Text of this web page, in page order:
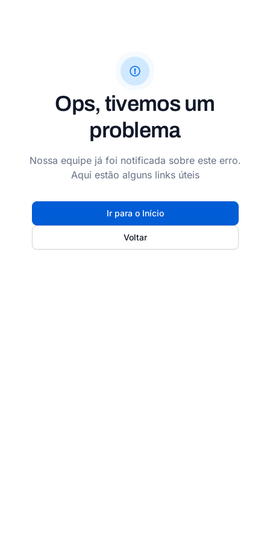
Ops, tivemos um
problema
Nossa equipe já foi notificada sobre este erro.
Aqui estão alguns links úteis
Ir para o Início
Voltar